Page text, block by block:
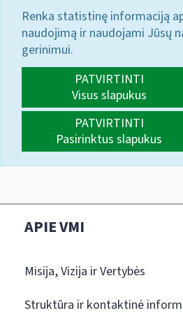
Renka statistinę informaciją
naudojimą ir naudojami Jūsų
gerinimui.
PATVIRTINTI
Visus slapukus
PATVIRTINTI
Pasirinktus slapukus
APIE VMI
Misija, Vizija ir Vertybės
Struktūra ir kontaktinė